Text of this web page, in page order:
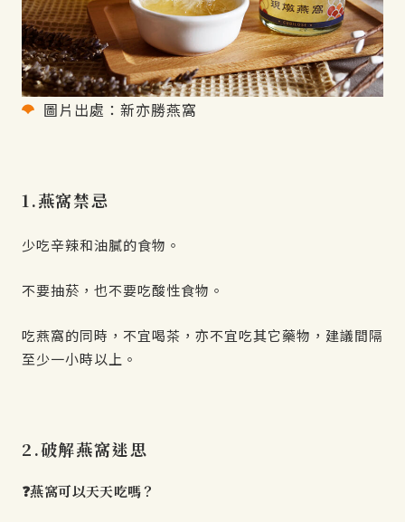
圖片出處：新亦勝燕窩
1.燕窩禁忌
少吃辛辣和油膩的食物。
不要抽菸，也不要吃酸性食物。
吃燕窩的同時，不宜喝茶，亦不宜吃其它藥物，建議間隔
至少一小時以上。
2.破解燕窩迷思
❓燕窩可以天天吃嗎？